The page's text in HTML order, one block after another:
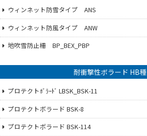
ウィンネット防雪タイプ ANS
ウィンネット防風タイプ ANW
地吹雪防止柵 BP_BEX_PBP
耐衝撃性ボラード HB種
プロテクトﾎﾞﾗｰﾄﾞ LBSK_BSK-11
プロテクトボラード BSK-8
プロテクトボラード BSK-114